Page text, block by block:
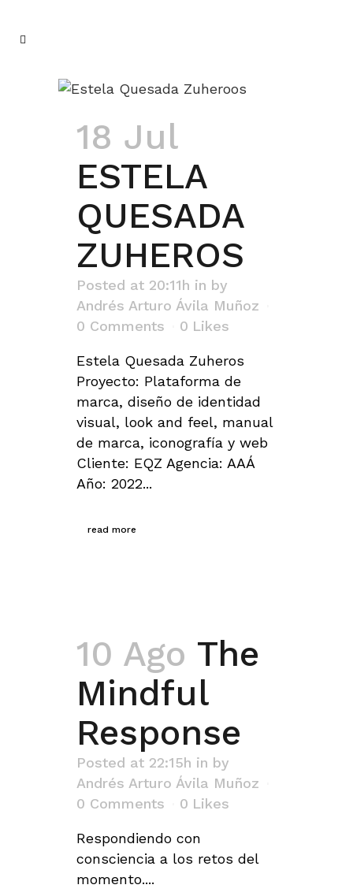
18 Jul
ESTELA
QUESADA
ZUHEROS
Posted at 20:11h in by
Andrés Arturo Ávila Muñoz
0 Comments
0 Likes
Estela Quesada Zuheros
Proyecto: Plataforma de
marca, diseño de identidad
visual, look and feel, manual
de marca, iconografía y web
Cliente: EQZ Agencia: AAÁ
Año: 2022...
read more
10 Ago The
Mindful
Response
Posted at 22:15h in by
Andrés Arturo Ávila Muñoz
0 Comments
0 Likes
Respondiendo con
consciencia a los retos del
momento....